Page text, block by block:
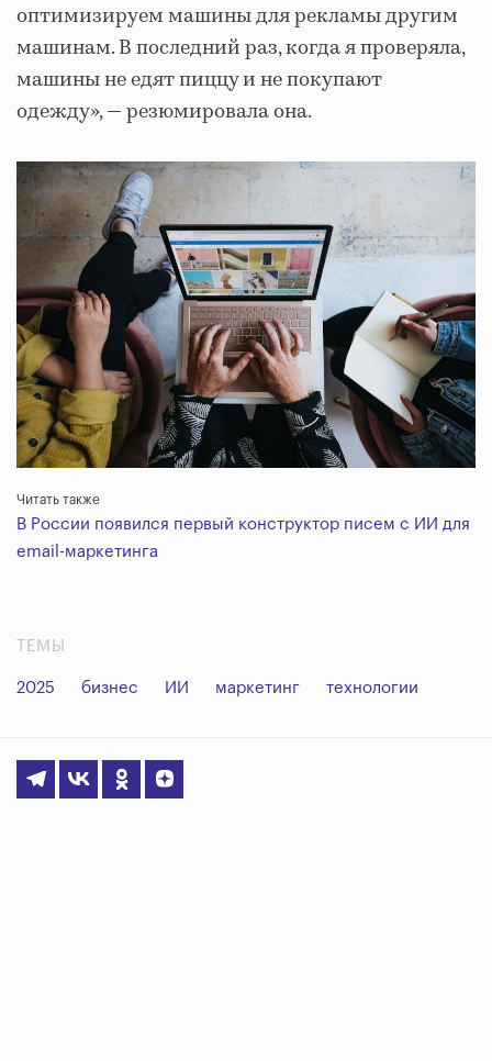
оптимизируем машины для рекламы другим
машинам. В последний раз, когда я проверяла,
машины не едят пиццу и не покупают
одежду», — резюмировала она.
Читать также
В России появился первый конструктор писем с ИИ для
email-маркетинга
ТЕМЫ
2025 бизнес ИИ маркетинг технологии